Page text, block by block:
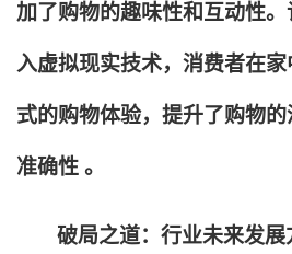
加了购物的趣味性和互动性。
入虚拟现实技术，消费者在
式的购物体验，提升了购物
准确性 。
破局之道：行业未来发展